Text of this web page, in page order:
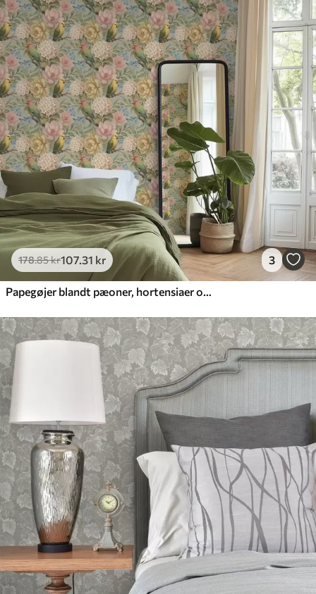
178.85kr107.31 kr 3
Papegøjer blandt pæoner, hortensiaer og magnolier